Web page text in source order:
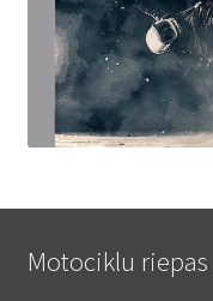
Motociklu riepas